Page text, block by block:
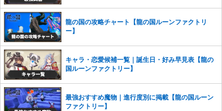
また、過度な利用規約の違反や、弊社に損害の及ぶ内容の書き込みがあ
った場合は、法的措置をとらせていただく場合もございますので、あら
かじめご理解くださいませ。龍の国の攻略チャート【龍の国ルーンファクトリ
ー】
キャラ・恋愛候補一覧｜誕生日・好み早見表【龍の
国ルーンファクトリー】
最強おすすめ魔物｜進行度別に掲載【龍の国ルーン
ファクトリー】